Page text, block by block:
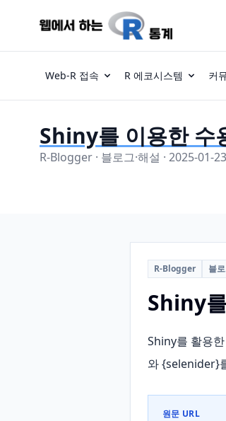
Web-R 접속 R 에코시스템 커
Shiny를 이용한 수
R-Blogger · 블로그·해설 · 2025-01-23
R-Blogger 블
Shiny
Shiny를 활용
와 {selenider}
원문 URL